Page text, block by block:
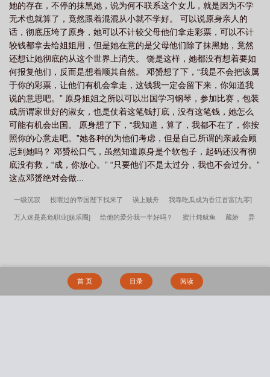
她的存在，不停的抹黑她，说为何不联系这个女儿，就是因为不学
无术也就算了，竟然跟着混混从小就不学好。 可以说原身亲人的
话，彻底压垮了原身，她可以不计较父母他们拿走彩票，可以不计
较钱都拿去给姐姐用，但是她在意的是父母他们除了抹黑她，竟然
还想让她彻底的从这个世界上消失。 饶是这样，她都没有想着要如
何报复他们，反而是想着顺其自然。 邓赟想了下，“我是不会把该属
于你的彩票，让他们有机会拿走，这钱我一定会留下来，你知道我
说的意思吧。” 原身姐姐之所以可以出国学习钢琴，参加比赛，包装
成所谓家世好的淑女，也是仗着这笔钱打底，没有这笔钱，她怎么
可能有机会出国。 原身想了下，“我知道，算了，我都不在了，你按
照你的心意走吧。”她各种的为他们考虑，但是自己所谓的亲戚会顾
忌到她吗？ 邓赟松口气，虽然知道原身是个软包子，起码还没有彻
底没有救，“成，你放心。” “只要他们不是太过分，我也不会过分。”
这点邓赟绝对会做...
一级沉寂 投喂过的帝国陛下找来了 误上贼舟 我靠吃瓜成为香江首富[九零]
万人迷是高危职业[娱乐圈] 给他的爱分我一半好吗？ 蜜汁炖鱿鱼 藏娇 异
外表正太的我被妈妈的骚闺蜜们轮流榨精 极道共妻 礼物（1V1）
首 页 目录 阅读